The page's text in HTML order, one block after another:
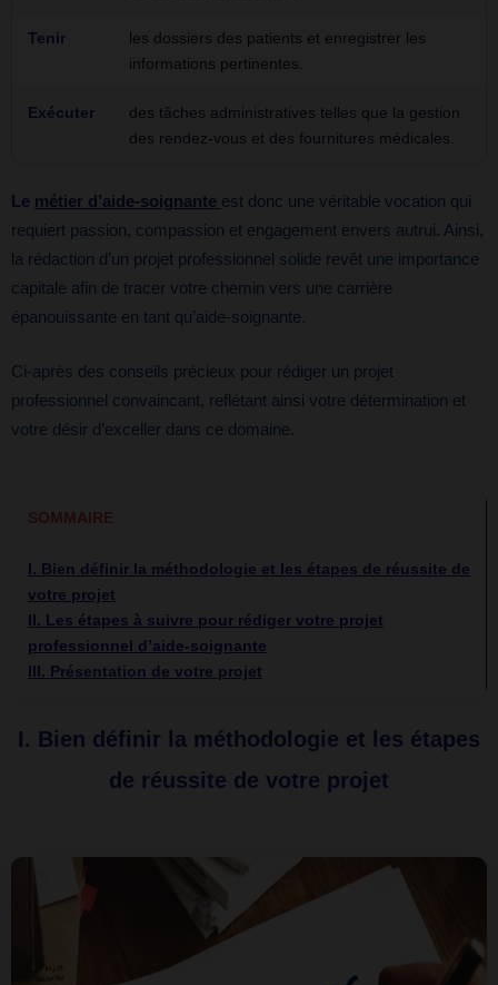
Tenir
les dossiers des patients et enregistrer les
informations pertinentes.
Exécuter
des tâches administratives telles que la gestion
des rendez-vous et des fournitures médicales.
Le métier d’aide-soignante est donc une véritable vocation qui
requiert passion, compassion et engagement envers autrui. Ainsi,
la rédaction d’un projet professionnel solide revêt une importance
capitale afin de tracer votre chemin vers une carrière
épanouissante en tant qu’aide-soignante.
Ci-après des conseils précieux pour rédiger un projet
professionnel convaincant, reflétant ainsi votre détermination et
votre désir d’exceller dans ce domaine.
SOMMAIRE
I. Bien définir la méthodologie et les étapes de réussite de
votre projet
II. Les étapes à suivre pour rédiger votre projet
professionnel d’aide-soignante
III. Présentation de votre projet
I. Bien définir la méthodologie et les étapes
de réussite de votre projet